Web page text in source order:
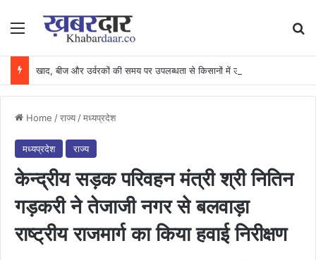
Menu
Home /राज्य /मध्यप्रदेश
मध्यप्रदेश राज्य
केन्द्रीय सड़क परिवहन मंत्री श्री नितिन
गड़करी ने तेजाजी नगर से बलवाड़ा
राष्ट्रीय राजमार्ग का किया हवाई निरीक्षण